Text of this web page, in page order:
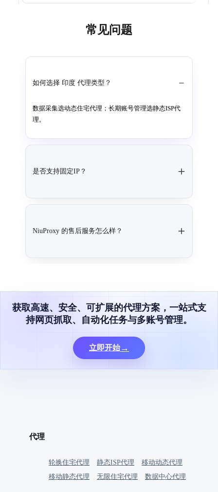
常见问题
如何选择 印度 代理类型？
数据采集选动态住宅代理；长期账号管理选静态ISP代
理。
是否支持固定IP？
NiuProxy 的售后服务怎么样？
获取高速、安全、可扩展的代理方案，一站式支
持网页抓取、自动化任务与多账号管理。
立即开始→
代理
轮换住宅代理 静态ISP代理
移动动态代理
移动静态代理
无限住宅代理 数据中心代理